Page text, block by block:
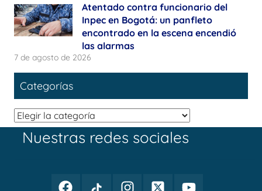
Atentado contra funcionario del
Inpec en Bogotá: un panfleto
encontrado en la escena encendió
las alarmas
7 de agosto de 2026
Categorías
Categorías
Nuestras redes sociales
FacebookTikTok InstagramTwitterYoutube